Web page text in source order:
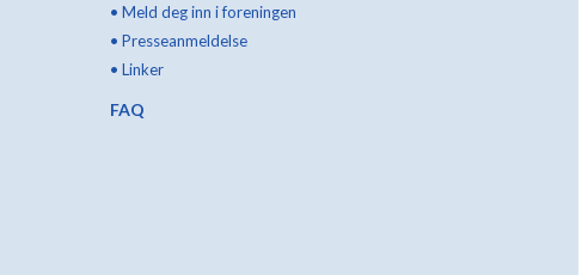
• Meld deg inn i foreningen
• Presseanmeldelse
• Linker
FAQ